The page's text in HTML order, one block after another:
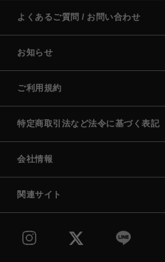
よくあるご質問 / お問い合わせ
お知らせ
ご利用規約
特定商取引法など法令に基づく表記
会社情報
関連サイト